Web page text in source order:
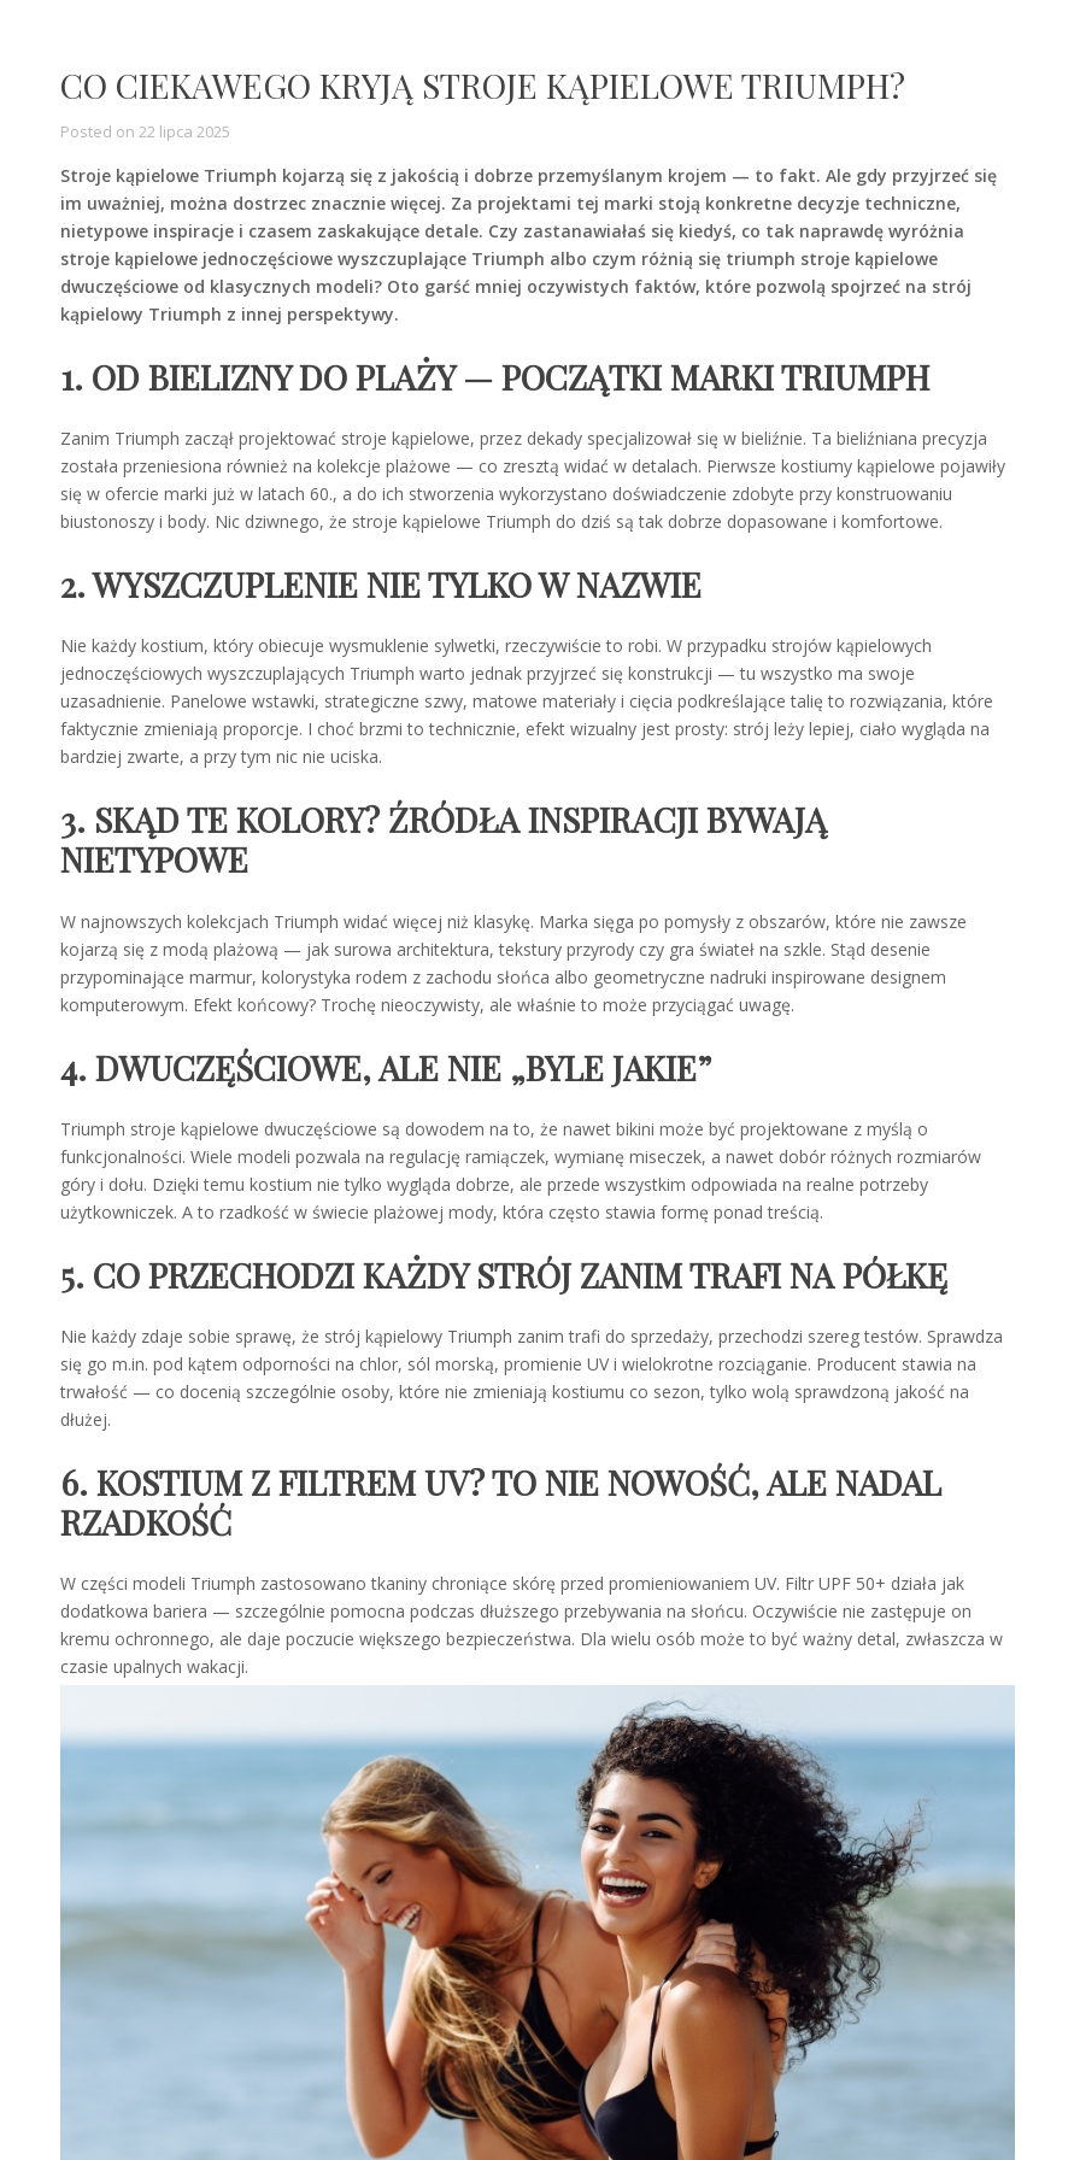
CO CIEKAWEGO KRYJĄ STROJE KĄPIELOWE TRIUMPH?
Posted on 22 lipca 2025
Stroje kąpielowe Triumph kojarzą się z jakością i dobrze przemyślanym krojem — to fakt. Ale gdy przyjrzeć się
im uważniej, można dostrzec znacznie więcej. Za projektami tej marki stoją konkretne decyzje techniczne,
nietypowe inspiracje i czasem zaskakujące detale. Czy zastanawiałaś się kiedyś, co tak naprawdę wyróżnia
stroje kąpielowe jednoczęściowe wyszczuplające Triumph albo czym różnią się triumph stroje kąpielowe
dwuczęściowe od klasycznych modeli? Oto garść mniej oczywistych faktów, które pozwolą spojrzeć na strój
kąpielowy Triumph z innej perspektywy.
1. OD BIELIZNY DO PLAŻY — POCZĄTKI MARKI TRIUMPH
Zanim Triumph zaczął projektować stroje kąpielowe, przez dekady specjalizował się w bieliźnie. Ta bieliźniana precyzja
została przeniesiona również na kolekcje plażowe — co zresztą widać w detalach. Pierwsze kostiumy kąpielowe pojawiły
się w ofercie marki już w latach 60., a do ich stworzenia wykorzystano doświadczenie zdobyte przy konstruowaniu
biustonoszy i body. Nic dziwnego, że stroje kąpielowe Triumph do dziś są tak dobrze dopasowane i komfortowe.
2. WYSZCZUPLENIE NIE TYLKO W NAZWIE
Nie każdy kostium, który obiecuje wysmuklenie sylwetki, rzeczywiście to robi. W przypadku strojów kąpielowych
jednoczęściowych wyszczuplających Triumph warto jednak przyjrzeć się konstrukcji — tu wszystko ma swoje
uzasadnienie. Panelowe wstawki, strategiczne szwy, matowe materiały i cięcia podkreślające talię to rozwiązania, które
faktycznie zmieniają proporcje. I choć brzmi to technicznie, efekt wizualny jest prosty: strój leży lepiej, ciało wygląda na
bardziej zwarte, a przy tym nic nie uciska.
3. SKĄD TE KOLORY? ŹRÓDŁA INSPIRACJI BYWAJĄ
NIETYPOWE
W najnowszych kolekcjach Triumph widać więcej niż klasykę. Marka sięga po pomysły z obszarów, które nie zawsze
kojarzą się z modą plażową — jak surowa architektura, tekstury przyrody czy gra świateł na szkle. Stąd desenie
przypominające marmur, kolorystyka rodem z zachodu słońca albo geometryczne nadruki inspirowane designem
komputerowym. Efekt końcowy? Trochę nieoczywisty, ale właśnie to może przyciągać uwagę.
4. DWUCZĘŚCIOWE, ALE NIE „BYLE JAKIE”
Triumph stroje kąpielowe dwuczęściowe są dowodem na to, że nawet bikini może być projektowane z myślą o
funkcjonalności. Wiele modeli pozwala na regulację ramiączek, wymianę miseczek, a nawet dobór różnych rozmiarów
góry i dołu. Dzięki temu kostium nie tylko wygląda dobrze, ale przede wszystkim odpowiada na realne potrzeby
użytkowniczek. A to rzadkość w świecie plażowej mody, która często stawia formę ponad treścią.
5. CO PRZECHODZI KAŻDY STRÓJ ZANIM TRAFI NA PÓŁKĘ
Nie każdy zdaje sobie sprawę, że strój kąpielowy Triumph zanim trafi do sprzedaży, przechodzi szereg testów. Sprawdza
się go m.in. pod kątem odporności na chlor, sól morską, promienie UV i wielokrotne rozciąganie. Producent stawia na
trwałość — co docenią szczególnie osoby, które nie zmieniają kostiumu co sezon, tylko wolą sprawdzoną jakość na
dłużej.
6. KOSTIUM Z FILTREM UV? TO NIE NOWOŚĆ, ALE NADAL
RZADKOŚĆ
W części modeli Triumph zastosowano tkaniny chroniące skórę przed promieniowaniem UV. Filtr UPF 50+ działa jak
dodatkowa bariera — szczególnie pomocna podczas dłuższego przebywania na słońcu. Oczywiście nie zastępuje on
kremu ochronnego, ale daje poczucie większego bezpieczeństwa. Dla wielu osób może to być ważny detal, zwłaszcza w
czasie upalnych wakacji.